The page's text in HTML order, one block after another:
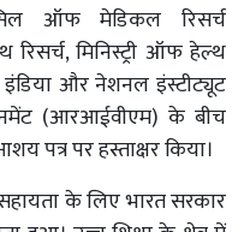
ऑफ मेडिकल रिसर्च
मिनिस्ट्री ऑफ हेल्थ
और नेशनल इंस्टीट्यूट
(आरआईवीएम) के बीच
पत्र पर हस्ताक्षर किया।
के लिए भारत सरकार